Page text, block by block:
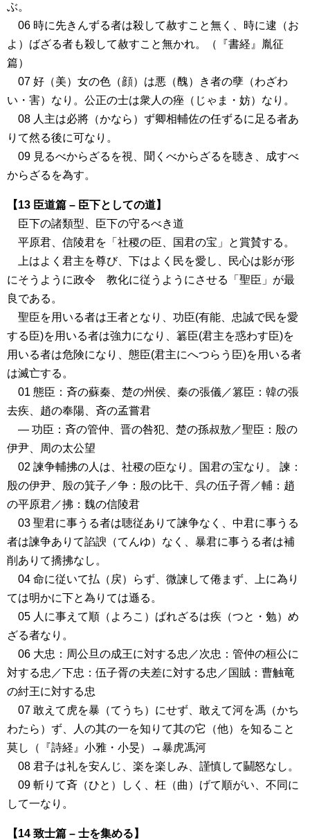
ぶ。
06 時に先きんずる者は殺して赦すこと無く、時に逮（お
よ）ばざる者も殺して赦すこと無かれ。（『書経』胤征
篇）
07 好（美）女の色（顔）は悪（醜）き者の孽（わざわ
い・害）なり。公正の士は衆人の痤（じゃま・妨）なり。
08 人主は必將（かなら）ず卿相輔佐の任ずるに足る者あ
りて然る後に可なり。
09 見るべからざるを視、聞くべからざるを聴き、成すべ
からざるを為す。
【13 臣道篇 – 臣下としての道】
臣下の諸類型、臣下の守るべき道
平原君、信陵君を「社稷の臣、国君の宝」と賞賛する。
上はよく君主を尊び、下はよく民を愛し、民心は影が形
にそうように政令 教化に従うようにさせる「聖臣」が最
良である。
聖臣を用いる者は王者となり、功臣(有能、忠誠で民を愛
する臣)を用いる者は強力になり、簒臣(君主を惑わす臣)を
用いる者は危険になり、態臣(君主にへつらう臣)を用いる者
は滅亡する。
01 態臣：斉の蘇秦、楚の州侯、秦の張儀／篡臣：韓の張
去疾、趙の奉陽、斉の孟嘗君
― 功臣：斉の管仲、晋の咎犯、楚の孫叔敖／聖臣：殷の
伊尹、周の太公望
02 諫争輔拂の人は、社稷の臣なり。国君の宝なり。 諫：
殷の伊尹、殷の箕子／争：殷の比干、呉の伍子胥／輔：趙
の平原君／拂：魏の信陵君
03 聖君に事うる者は聴従ありて諫争なく、中君に事うる
者は諫争ありて諂諛（てんゆ）なく、暴君に事うる者は補
削ありて撟拂なし。
04 命に従いて払（戻）らず、微諫して倦まず、上に為り
ては明かに下と為りては遜る。
05 人に事えて順（よろこ）ばれざるは疾（つと・勉）め
ざる者なり。
06 大忠：周公旦の成王に対する忠／次忠：管仲の桓公に
対する忠／下忠：伍子胥の夫差に対する忠／国賊：曹触竜
の紂王に対する忠
07 敢えて虎を暴（てうち）にせず、敢えて河を馮（かち
わたら）ず、人の其の一を知りて其の它（他）を知ること
莫し（『詩経』小雅・小旻）→暴虎馮河
08 君子は礼を安んじ、楽を楽しみ、謹慎して鬭怒なし。
09 斬りて斉（ひと）しく、枉（曲）げて順がい、不同に
して一なり。
【14 致士篇 – 士を集める】